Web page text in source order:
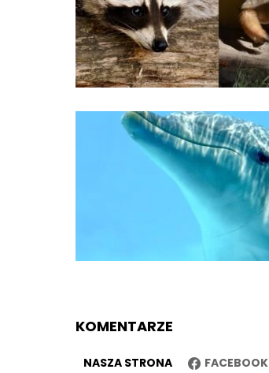
KOMENTARZE
NASZA STRONA FACEBOOK